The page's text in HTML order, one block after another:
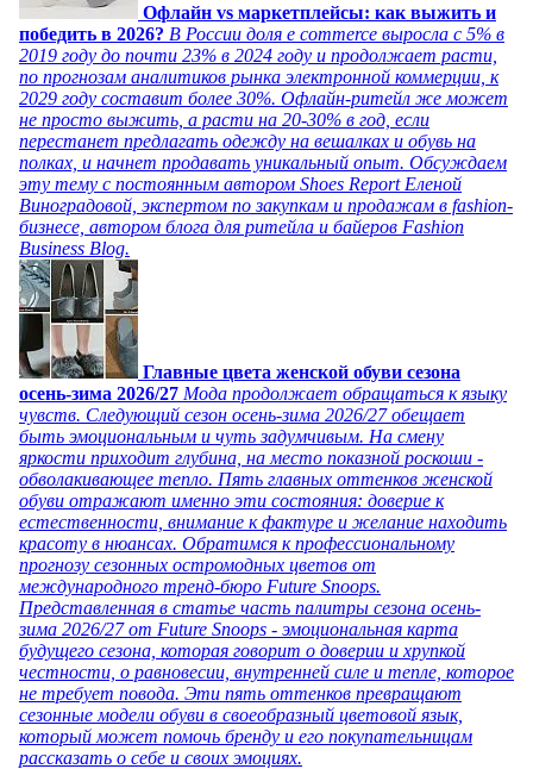
Офлайн vs маркетплейсы: как выжить и
победить в 2026? В России доля e commerce выросла с 5% в
2019 году до почти 23% в 2024 году и продолжает расти,
по прогнозам аналитиков рынка электронной коммерции, к
2029 году составит более 30%. Офлайн-ритейл же может
не просто выжить, а расти на 20-30% в год, если
перестанет предлагать одежду на вешалках и обувь на
полках, и начнет продавать уникальный опыт. Обсуждаем
эту тему с постоянным автором Shoes Report Еленой
Виноградовой, экспертом по закупкам и продажам в fashion-
бизнесе, автором блога для ритейла и байеров Fashion
Business Blog.
Главные цвета женской обуви сезона
осень-зима 2026/27 Мода продолжает обращаться к языку
чувств. Следующий сезон осень-зима 2026/27 обещает
быть эмоциональным и чуть задумчивым. На смену
яркости приходит глубина, на место показной роскоши -
обволакивающее тепло. Пять главных оттенков женской
обуви отражают именно эти состояния: доверие к
естественности, внимание к фактуре и желание находить
красоту в нюансах. Обратимся к профессиональному
прогнозу сезонных остромодных цветов от
международного тренд-бюро Future Snoops.
Представленная в статье часть палитры сезона осень-
зима 2026/27 от Future Snoops - эмоциональная карта
будущего сезона, которая говорит о доверии и хрупкой
честности, о равновесии, внутренней силе и тепле, которое
не требует повода. Эти пять оттенков превращают
сезонные модели обуви в своеобразный цветовой язык,
который может помочь бренду и его покупательницам
рассказать о себе и своих эмоциях.